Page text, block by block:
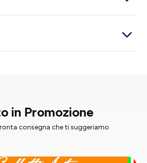
in Promozione
consegna che ti suggeriamo